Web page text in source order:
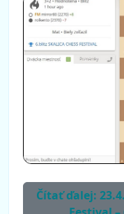
Čítať ďalej: